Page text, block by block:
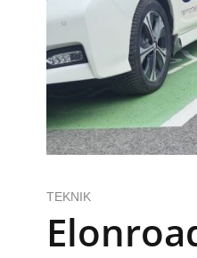
TEKNIK